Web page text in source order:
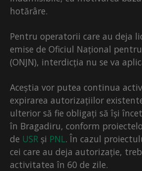
hotărâre.
Pentru operatorii care au deja
emise de Oficiul Național
(ONJN), interdicția nu se va
Aceștia vor putea continua
expirarea autorizațiilor
ulterior să fie obligați să își
în Bragadiru, conform
de USR și PNL. În cazul
cei care au deja autorizație,
activitatea în 60 de zile.